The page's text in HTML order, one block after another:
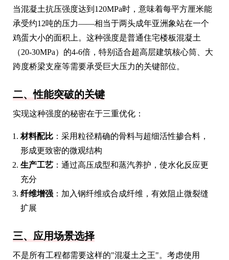
当混凝土抗压强度达到120MPa时，意味着每平方厘米能
承受约12吨的压力——相当于两头成年亚洲象站在一个
鸡蛋大小的面积上。这种强度是普通住宅楼板混凝土
（20-30MPa）的4-6倍，特别适合超高层建筑核心筒、大
跨度桥梁支座等需要承受巨大压力的关键部位。
二、性能突破的关键
实现这种强度的秘密在于三重优化：
材料配比 ：采用粒径精确的骨料与超细活性掺合料，
形成更致密的微观结构
生产工艺 ：通过高压成型和蒸汽养护，使水化反应更
充分
纤维增强 ：加入钢纤维或合成纤维，有效阻止微裂缝
扩展
三、应用场景选择
不是所有工程都需要这样的"混凝土之王"。考虑使用